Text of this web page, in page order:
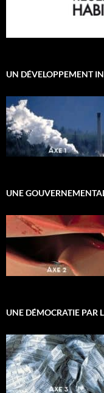
UN DÉVELOPPEMENT
UNE
UNE DÉMOCRATIE PAR